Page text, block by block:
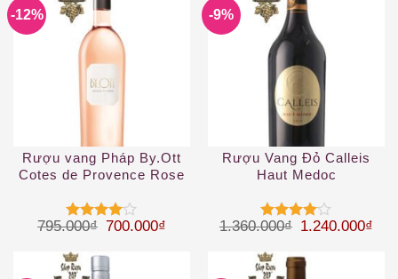
-12%
Rượu vang Pháp By.Ott
Cotes de Provence Rose
Được
45 sao
795.000₫ Giá gốc là: 795.000₫.
700.000₫ Giá hiện tại là: 700.000₫.
-9%
Rượu Vang Đỏ Calleis
Haut Medoc
Được
45 sao
1.360.000₫ Giá gốc là:
1.240.000₫